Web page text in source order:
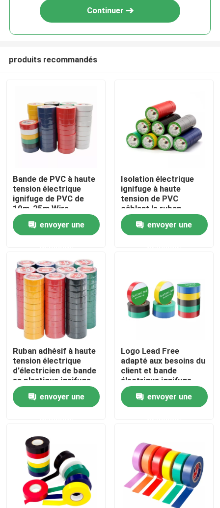
Maison
Au sujet de nous
Visite d'usine
Contrôle de qualité
Contactez-nous
Demandez une citation
Ruban adhésif de BOPP
Ruban adhésif de papier d'emballage
Ruban adhésif d'ANIMAL FAMILIER
Continuer
produits recommandés
Bande de PVC à haute
tension électrique
ignifuge de PVC de
10m-25m Wire
Waterproof Flame
envoyer une
Isolation électrique
ignifuge à haute
tension de PVC
câblant le ruban
adhésif
envoyer une
Ruban adhésif à haute
tension électrique
d'électricien de bande
en plastique ignifuge
noire de Wire
Insulation Flame
envoyer une
Logo Lead Free
adapté aux besoins du
client et bande
électrique ignifuge
d'isolation de PVC
envoyer une